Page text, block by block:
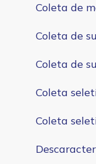
Coleta de
Coleta de
Coleta de
Coleta
Coleta